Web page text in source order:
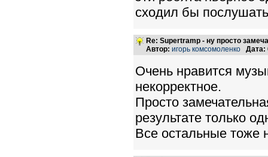
сходил бы
Re: Supertramp - ну просто
Автор: игорь комсомоленко Дата:
Очень нравится
некорректное.
Просто
результате только
Все остальные тоже